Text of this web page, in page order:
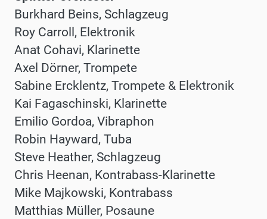
Burkhard Beins, Schlagzeug
Roy Carroll, Elektronik
Anat Cohavi, Klarinette
Axel Dörner, Trompete
Sabine Ercklentz, Trompete & Elektronik
Kai Fagaschinski, Klarinette
Emilio Gordoa, Vibraphon
Robin Hayward, Tuba
Steve Heather, Schlagzeug
Chris Heenan, Kontrabass-Klarinette
Mike Majkowski, Kontrabass
Matthias Müller, Posaune